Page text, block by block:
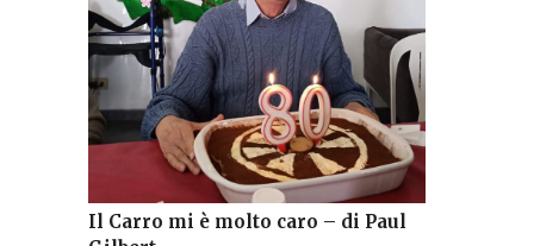
Il Carro mi è molto caro – di Paul